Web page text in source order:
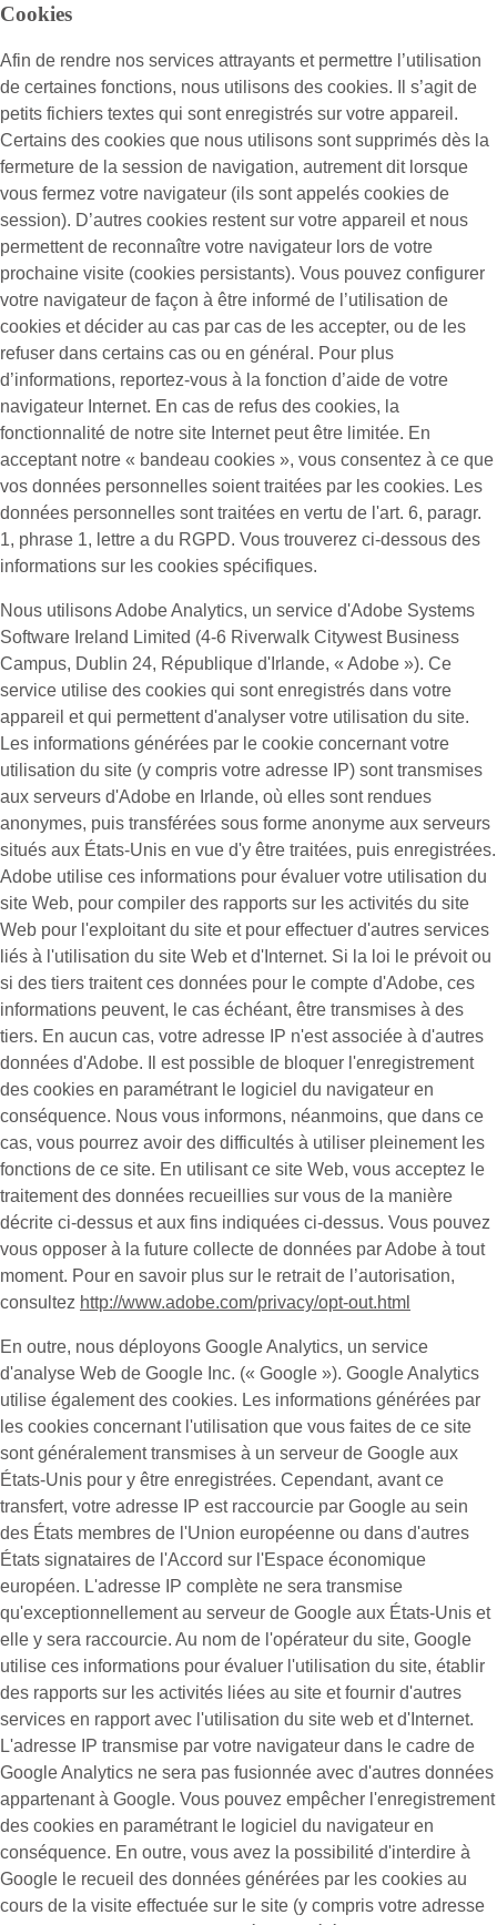
Cookies
Afin de rendre nos services attrayants et permettre l’utilisation
de certaines fonctions, nous utilisons des cookies. Il s’agit de
petits fichiers textes qui sont enregistrés sur votre appareil.
Certains des cookies que nous utilisons sont supprimés dès la
fermeture de la session de navigation, autrement dit lorsque
vous fermez votre navigateur (ils sont appelés cookies de
session). D’autres cookies restent sur votre appareil et nous
permettent de reconnaître votre navigateur lors de votre
prochaine visite (cookies persistants). Vous pouvez configurer
votre navigateur de façon à être informé de l’utilisation de
cookies et décider au cas par cas de les accepter, ou de les
refuser dans certains cas ou en général. Pour plus
d’informations, reportez-vous à la fonction d’aide de votre
navigateur Internet. En cas de refus des cookies, la
fonctionnalité de notre site Internet peut être limitée. En
acceptant notre « bandeau cookies », vous consentez à ce que
vos données personnelles soient traitées par les cookies. Les
données personnelles sont traitées en vertu de l'art. 6, paragr.
1, phrase 1, lettre a du RGPD. Vous trouverez ci-dessous des
informations sur les cookies spécifiques.
Nous utilisons Adobe Analytics, un service d'Adobe Systems
Software Ireland Limited (4-6 Riverwalk Citywest Business
Campus, Dublin 24, République d'Irlande, « Adobe »). Ce
service utilise des cookies qui sont enregistrés dans votre
appareil et qui permettent d'analyser votre utilisation du site.
Les informations générées par le cookie concernant votre
utilisation du site (y compris votre adresse IP) sont transmises
aux serveurs d'Adobe en Irlande, où elles sont rendues
anonymes, puis transférées sous forme anonyme aux serveurs
situés aux États-Unis en vue d'y être traitées, puis enregistrées.
Adobe utilise ces informations pour évaluer votre utilisation du
site Web, pour compiler des rapports sur les activités du site
Web pour l'exploitant du site et pour effectuer d'autres services
liés à l'utilisation du site Web et d'Internet. Si la loi le prévoit ou
si des tiers traitent ces données pour le compte d'Adobe, ces
informations peuvent, le cas échéant, être transmises à des
tiers. En aucun cas, votre adresse IP n'est associée à d'autres
données d'Adobe. Il est possible de bloquer l'enregistrement
des cookies en paramétrant le logiciel du navigateur en
conséquence. Nous vous informons, néanmoins, que dans ce
cas, vous pourrez avoir des difficultés à utiliser pleinement les
fonctions de ce site. En utilisant ce site Web, vous acceptez le
traitement des données recueillies sur vous de la manière
décrite ci-dessus et aux fins indiquées ci-dessus. Vous pouvez
vous opposer à la future collecte de données par Adobe à tout
moment. Pour en savoir plus sur le retrait de l’autorisation,
consultez http://www.adobe.com/privacy/opt-out.html
En outre, nous déployons Google Analytics, un service
d'analyse Web de Google Inc. (« Google »). Google Analytics
utilise également des cookies. Les informations générées par
les cookies concernant l'utilisation que vous faites de ce site
sont généralement transmises à un serveur de Google aux
États-Unis pour y être enregistrées. Cependant, avant ce
transfert, votre adresse IP est raccourcie par Google au sein
des États membres de l'Union européenne ou dans d'autres
États signataires de l'Accord sur l'Espace économique
européen. L'adresse IP complète ne sera transmise
qu'exceptionnellement au serveur de Google aux États-Unis et
elle y sera raccourcie. Au nom de l'opérateur du site, Google
utilise ces informations pour évaluer l'utilisation du site, établir
des rapports sur les activités liées au site et fournir d'autres
services en rapport avec l'utilisation du site web et d'Internet.
L'adresse IP transmise par votre navigateur dans le cadre de
Google Analytics ne sera pas fusionnée avec d'autres données
appartenant à Google. Vous pouvez empêcher l'enregistrement
des cookies en paramétrant le logiciel du navigateur en
conséquence. En outre, vous avez la possibilité d'interdire à
Google le recueil des données générées par les cookies au
cours de la visite effectuée sur le site (y compris votre adresse